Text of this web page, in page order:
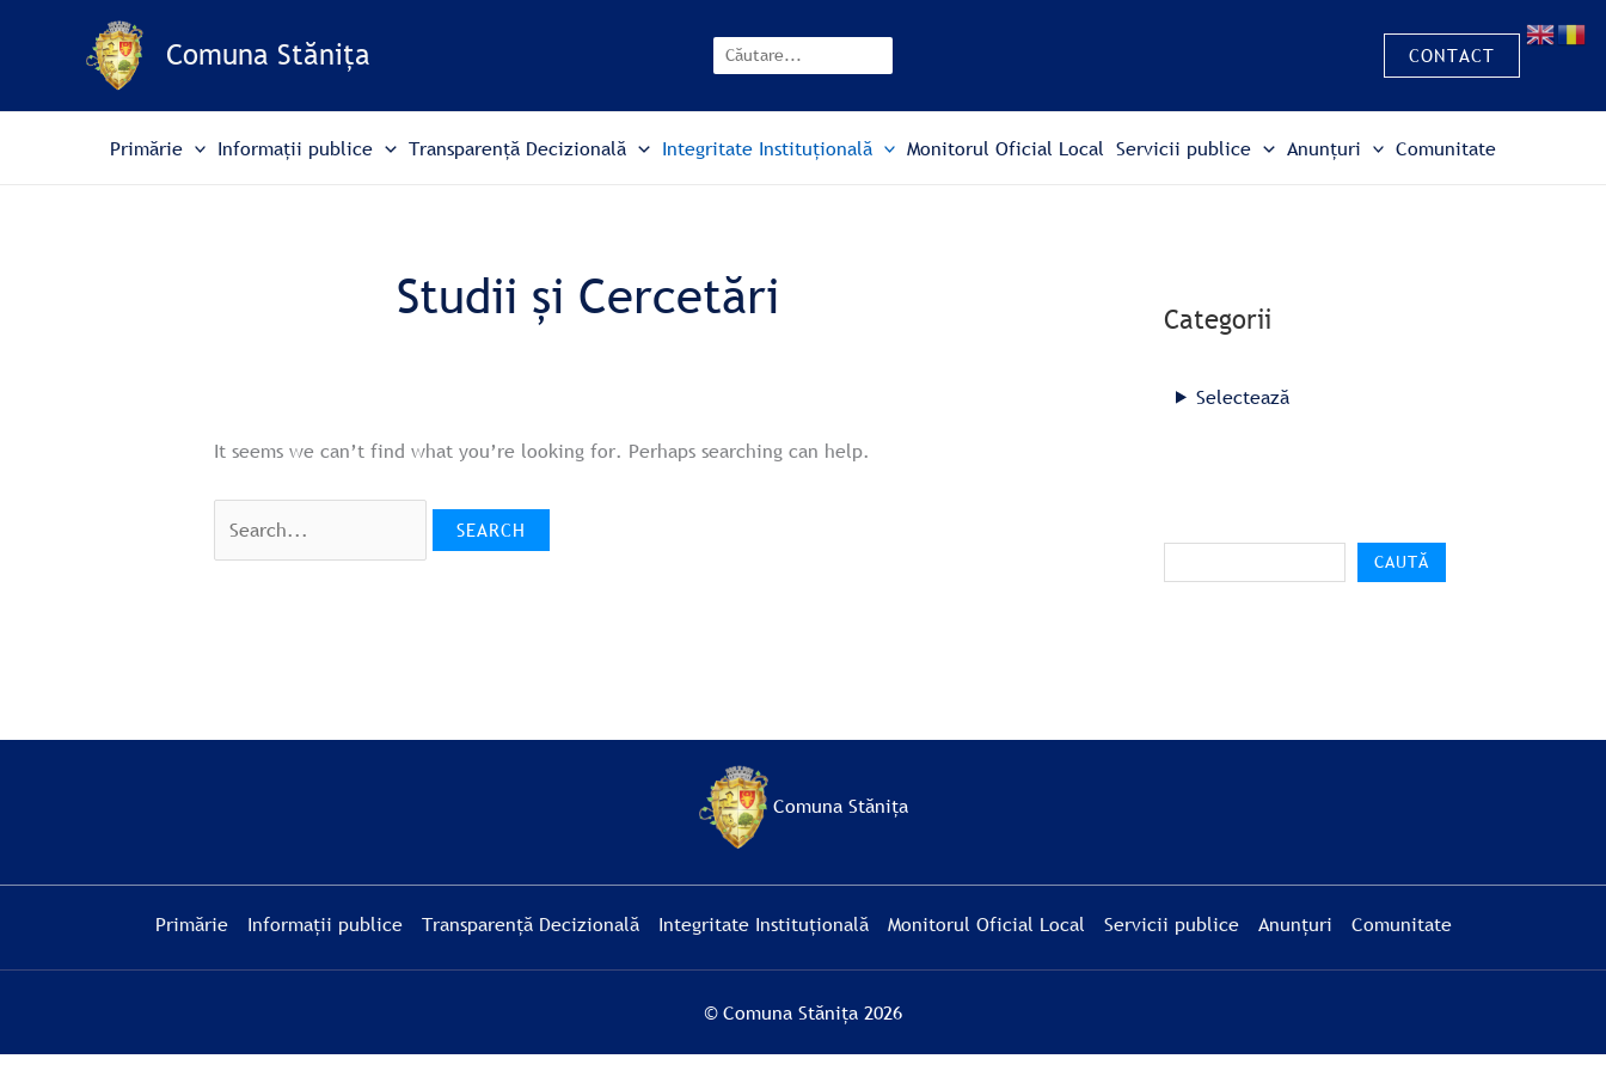
Comuna Stănița CONTACT
Primărie Informații publice Transparență Decizională Integritate Instituțională Monitorul Oficial Local Servicii publice Anunțuri Comunitate
Studii și Cercetări
It seems we can’t find what you’re looking for. Perhaps searching can help.
for:
Categorii
Selectează
r
c
CAUTĂ
Comuna Stănița
Primărie Informații publice Transparență Decizională Integritate Instituțională Monitorul Oficial Local Servicii publice Anunțuri Comunitate
© Comuna Stănița 2026